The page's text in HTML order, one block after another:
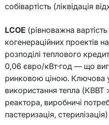
собівартість (ліквідація
LCOE (рівноважна
когенераційних проектів
розподілі теплового
0,06 євро/кВт·год — що
ринковою ціною.
використання тепла (КВВТ
реактора, виробничі
пастеризація,